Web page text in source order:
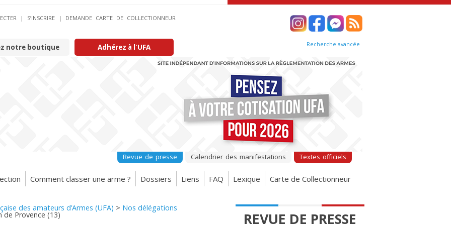
| S’INSCRIRE | DEMANDE CARTE DE COLLECTIONNEUR
notre boutique Adhérez à l'UFA Recherche avancée
Revue de presse Calendrier des manifestations Textes officiels
Comment classer une arme ? Dossiers Liens FAQ Lexique Carte de Collectionneur
REVUE DE PRESSE
des amateurs d’Armes (UFA) > Nos délégations
de Provence (13)